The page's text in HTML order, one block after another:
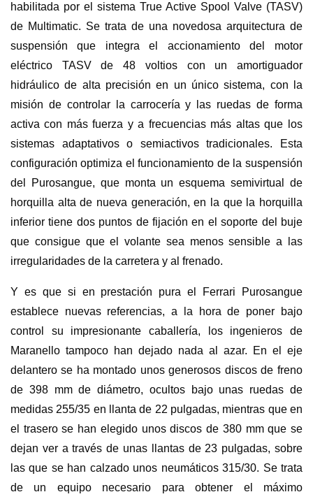
habilitada por el sistema True Active Spool Valve (TASV)
de Multimatic. Se trata de una novedosa arquitectura de
suspensión que integra el accionamiento del motor
eléctrico TASV de 48 voltios con un amortiguador
hidráulico de alta precisión en un único sistema, con la
misión de controlar la carrocería y las ruedas de forma
activa con más fuerza y a frecuencias más altas que los
sistemas adaptativos o semiactivos tradicionales. Esta
configuración optimiza el funcionamiento de la suspensión
del Purosangue, que monta un esquema semivirtual de
horquilla alta de nueva generación, en la que la horquilla
inferior tiene dos puntos de fijación en el soporte del buje
que consigue que el volante sea menos sensible a las
irregularidades de la carretera y al frenado.
Y es que si en prestación pura el Ferrari Purosangue
establece nuevas referencias, a la hora de poner bajo
control su impresionante caballería, los ingenieros de
Maranello tampoco han dejado nada al azar. En el eje
delantero se ha montado unos generosos discos de freno
de 398 mm de diámetro, ocultos bajo unas ruedas de
medidas 255/35 en llanta de 22 pulgadas, mientras que en
el trasero se han elegido unos discos de 380 mm que se
dejan ver a través de unas llantas de 23 pulgadas, sobre
las que se han calzado unos neumáticos 315/30. Se trata
de un equipo necesario para obtener el máximo